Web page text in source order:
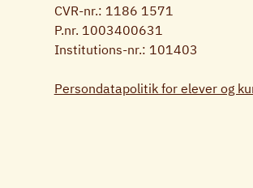
CVR-nr.: 1186 1571
P.nr. 1003400631
Institutions-nr.: 101403
Persondatapolitik for elever og